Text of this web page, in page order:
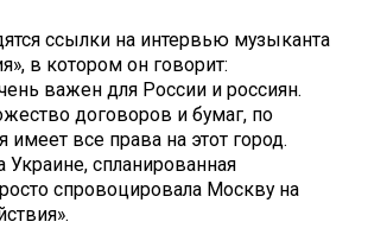
ссылки на интервью музыканта
в котором он говорит:
важен для России и россиян.
договоров и бумаг, по
все права на этот город.
Украине, спланированная
спровоцировала Москву на